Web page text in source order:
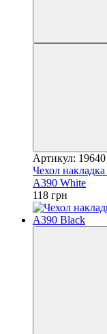
Артикул: 19640
Чехол
A390 White
118 грн